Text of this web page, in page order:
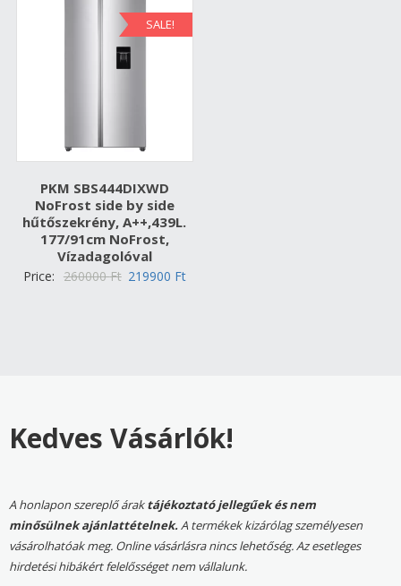
SALE!
PKM SBS444DIXWD
NoFrost side by side
hűtőszekrény, A++,439L.
177/91cm NoFrost,
Vízadagolóval
Price: 260000Ft Original
219900 FtCurrent
Kedves Vásárlók!
A honlapon szereplő áraktájékoztató jellegűek és nem
minősülnek ajánlattételnek.A termékek kizárólag személyesen
vásárolhatóak meg. Online vásárlásra nincs lehetőség. Az esetleges
hirdetési hibákért felelősséget nem vállalunk.